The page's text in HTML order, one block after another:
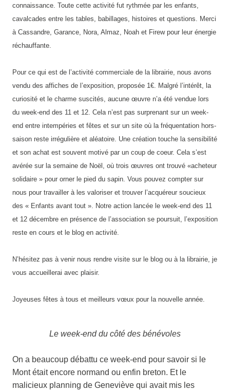
connaissance. Toute cette activité fut rythmée par les enfants,
cavalcades entre les tables, babillages, histoires et questions. Merci
à Cassandre, Garance, Nora, Almaz, Noah et Firew pour leur énergie
réchauffante.
Pour ce qui est de l’activité commerciale de la librairie, nous avons
vendu des affiches de l’exposition, proposée 1€. Malgré l’intérêt, la
curiosité et le charme suscités, aucune œuvre n’a été vendue lors
du week-end des 11 et 12. Cela n’est pas surprenant sur un week-
end entre intempéries et fêtes et sur un site où la fréquentation hors-
saison reste irrégulière et aléatoire. Une création touche la sensibilité
et son achat est souvent motivé par un coup de coeur. Cela s’est
avérée sur la semaine de Noël, où trois œuvres ont trouvé «acheteur
solidaire » pour orner le pied du sapin. Vous pouvez compter sur
nous pour travailler à les valoriser et trouver l’acquéreur soucieux
des « Enfants avant tout ». Notre action lancée le week-end des 11
et 12 décembre en présence de l’association se poursuit, l’exposition
reste en cours et le blog en activité.
N’hésitez pas à venir nous rendre visite sur le blog ou à la librairie, je
vous accueillerai avec plaisir.
Joyeuses fêtes à tous et meilleurs vœux pour la nouvelle année.
Le week-end du côté des bénévoles
On a beaucoup débattu ce week-end pour savoir si le
Mont était encore normand ou enfin breton. Et le
malicieux planning de Geneviève qui avait mis les